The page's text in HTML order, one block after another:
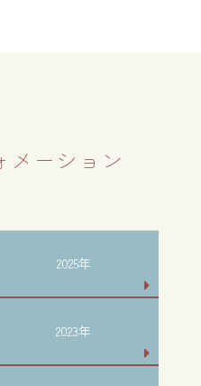
メーション
2025年
2023年